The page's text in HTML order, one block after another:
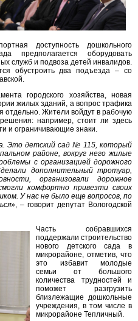
доступность дошкольного
предполагается оборудовать
служб и подвоза детей инвалидов.
обустроить два подъезда – со
городского хозяйства, новая
жилых зданий, а вопрос трафика
отдельно. Жители войдут в рабочую
например, стоит ли здесь
и ограничивающие знаки.
Это детский сад № 115, который
районе, вокруг него жилые
с организацией дорожного
дополнительный тротуар,
организовали дорожное
комфортно привезти своих
У нас не было еще вопросов, по
», – говорит депутат Вологодской
Часть собравшихся
поддержали строительство
нового детского сада в
микрорайоне, отметив, что
это избавит молодые
семьи от большого
количества трудностей и
поможет разгрузить
близлежащие дошкольные
учреждения, в том числе в
микрорайоне Тепличный.